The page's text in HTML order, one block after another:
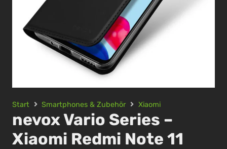
Start Smartphones & Zubehör Xiaomi
nevox Vario Series –
Xiaomi Redmi Note 11